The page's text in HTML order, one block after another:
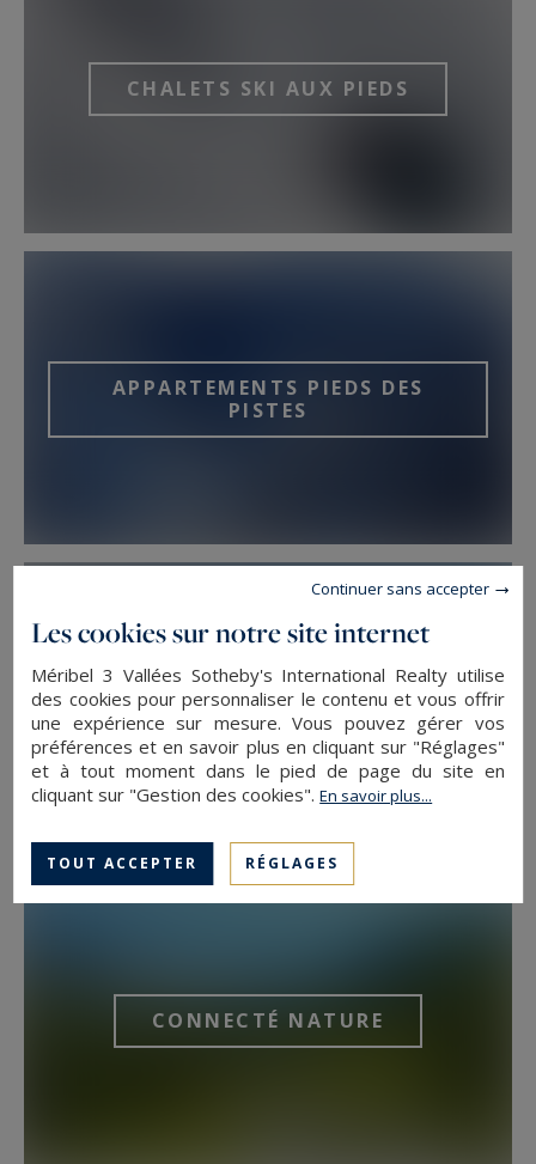
CHALETS SKI AUX PIEDS
APPARTEMENTS PIEDS DES
PISTES
PROCHE CENTRE VILLAGE
CONNECTÉ NATURE
Les cookies sur notre site internet
Méribel 3 Vallées Sotheby's International Realty utilise
des cookies pour personnaliser le contenu et vous offrir
une expérience sur mesure. Vous pouvez gérer vos
préférences et en savoir plus en cliquant sur "Réglages"
et à tout moment dans le pied de page du site en
cliquant sur "Gestion des cookies".En savoir plus...
TOUT ACCEPTER RÉGLAGES
Continuer sans accepter